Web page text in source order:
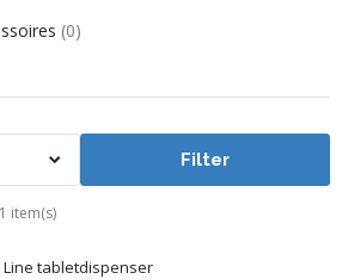
(0)
Filter
item(s)
Line tabletdispenser